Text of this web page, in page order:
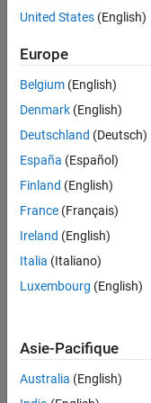
Open the
At the MATLAB
To access the
MATLAB command
Related
Find, install, and
United States (English)
Europe
Belgium (English)
Denmark (English)
Deutschland (Deutsch)
España (Español)
Finland (English)
France (Français)
Ireland (English)
Italia (Italiano)
Luxembourg (English)
Asie-Pacifique
Australia (English)